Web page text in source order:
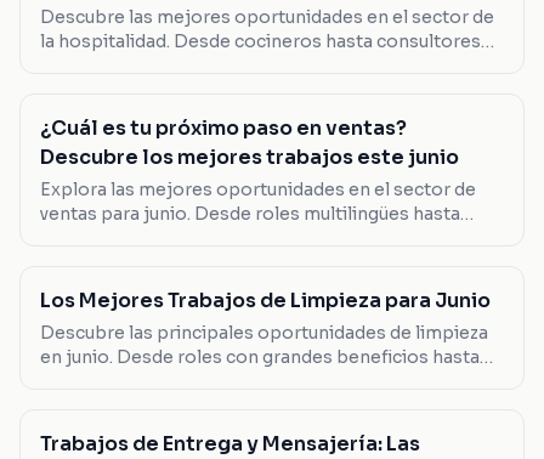
Descubre las mejores oportunidades en el sector de
la hospitalidad. Desde cocineros hasta consultores
¿Cuál es tu próximo paso en ventas?
Descubre los mejores trabajos este junio
Explora las mejores oportunidades en el sector de
ventas para junio. Desde roles multilingües hasta
Los Mejores Trabajos de Limpieza para Junio
Descubre las principales oportunidades de limpieza
en junio. Desde roles con grandes beneficios hasta
Trabajos de Entrega y Mensajería: Las